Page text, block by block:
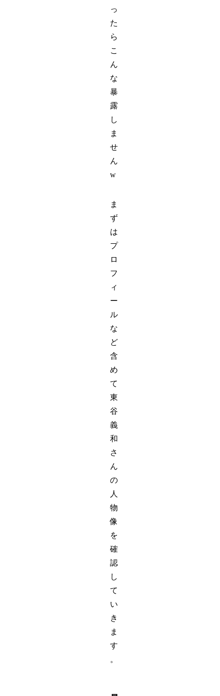
っ
た
ら
こ
ん
な
暴
露
し
ま
せ
ん
w
ま
ず
は
プ
ロ
フ
ィ
ー
ル
な
ど
含
め
て
東
谷
義
和
さ
ん
の
人
物
像
を
確
認
し
て
い
き
ま
す
。